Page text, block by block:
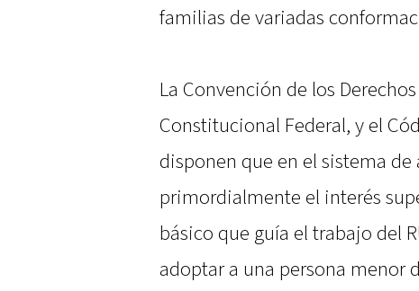
familias de variadas
La Convención de los
Constitucional Federal, y el
disponen que en el sistema
primordialmente el interés
básico que guía el trabajo del
adoptar a una persona menor